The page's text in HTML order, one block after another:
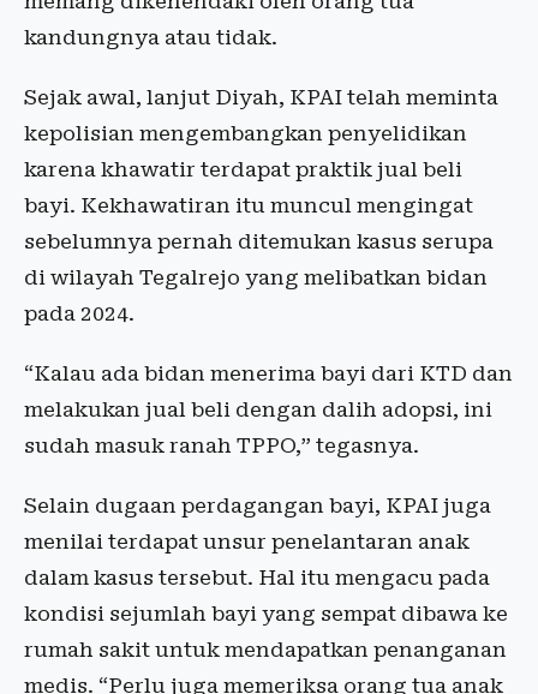
kandungnya atau tidak.
Sejak awal, lanjut Diyah, KPAI telah meminta
kepolisian mengembangkan penyelidikan
karena khawatir terdapat praktik jual beli
bayi. Kekhawatiran itu muncul mengingat
sebelumnya pernah ditemukan kasus serupa
di wilayah Tegalrejo yang melibatkan bidan
pada 2024.
“Kalau ada bidan menerima bayi dari KTD dan
melakukan jual beli dengan dalih adopsi, ini
sudah masuk ranah TPPO,” tegasnya.
Selain dugaan perdagangan bayi, KPAI juga
menilai terdapat unsur penelantaran anak
dalam kasus tersebut. Hal itu mengacu pada
kondisi sejumlah bayi yang sempat dibawa ke
rumah sakit untuk mendapatkan penanganan
medis. “Perlu juga memeriksa orang tua anak